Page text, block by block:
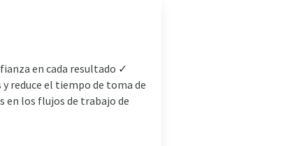
en cada resultado ✓
reduce el tiempo de toma de
en los flujos de trabajo de